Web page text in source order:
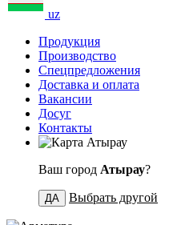
uz
Продукция
Производство
Спецпредложения
Доставка и оплата
Вакансии
Досуг
Контакты
Атырау
Ваш город Атырау?
ДА Выбрать другой